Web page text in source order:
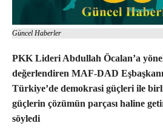
Güncel Haberler
PKK Lideri Abdullah Öcalan’a
değerlendiren MAF-DAD
Türkiye’de demokrasi güçleri ile
güçlerin çözümün parçası haline
söyledi